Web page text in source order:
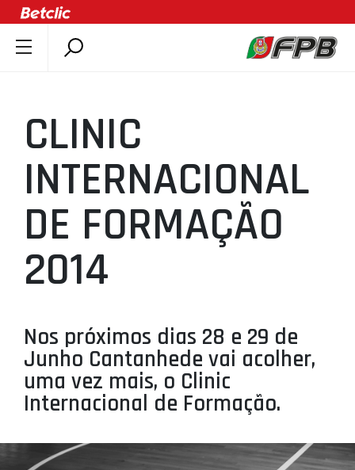
ÚLTIMAS
COMPETIÇÕES
ASSOCIAÇÕES
CLUBES
AGENTES
AGENDA
MINIBASQUETE
ÁREA TÉCNICA
PROJETOS
LIGA BETCLIC MASCULINA
LIGA BETCLIC FEMININA
CLINIC
INTERNACIONAL
DE FORMAÇÃO
2014
Nos próximos dias 28 e 29 de
Junho Cantanhede vai acolher,
uma vez mais, o Clinic
Internacional de Formação.